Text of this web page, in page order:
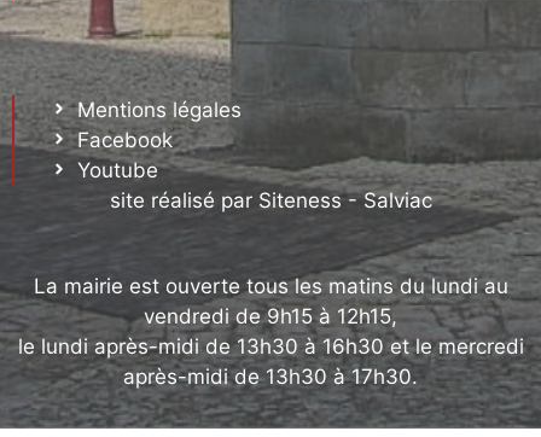
Mentions légales
Facebook
Youtube
site réalisé par Siteness - Salviac
La mairie est ouverte tous les matins du lundi au
vendredi de 9h15 à 12h15,
le lundi après-midi de 13h30 à 16h30 et le mercredi
après-midi de 13h30 à 17h30.